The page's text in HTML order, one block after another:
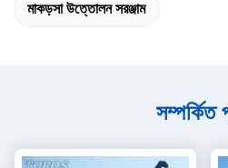
মাকড়সা উত্তোলন সরঞ্জাম
সম্পর্কিত